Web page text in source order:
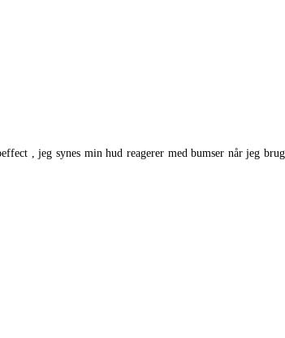
, jeg synes min hud reagerer med bumser når jeg